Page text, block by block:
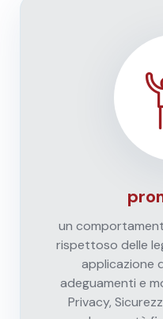
un
rispettoso delle
applicazione
adeguamenti e
Privacy,